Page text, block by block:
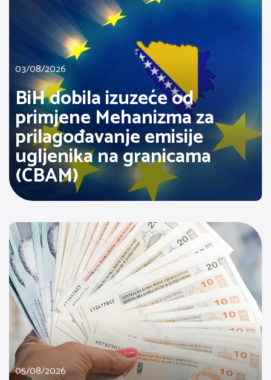
03/08/2026
BiH dobila izuzeće od
primjene Mehanizma za
prilagođavanje emisije
ugljenika na granicama
(CBAM)
05/08/2026